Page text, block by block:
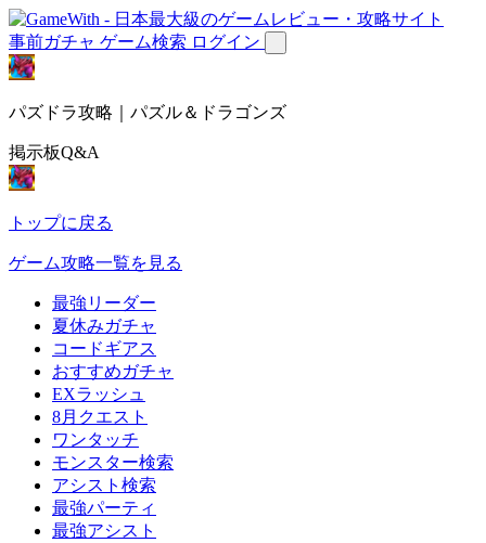
事前ガチャ ゲーム検索 ログイン
パズドラ攻略｜パズル＆ドラゴンズ
掲示板Q&A
トップに戻る
ゲーム攻略一覧を見る
最強リーダー
夏休みガチャ
コードギアス
おすすめガチャ
EXラッシュ
8月クエスト
ワンタッチ
モンスター検索
アシスト検索
最強パーティ
最強アシスト